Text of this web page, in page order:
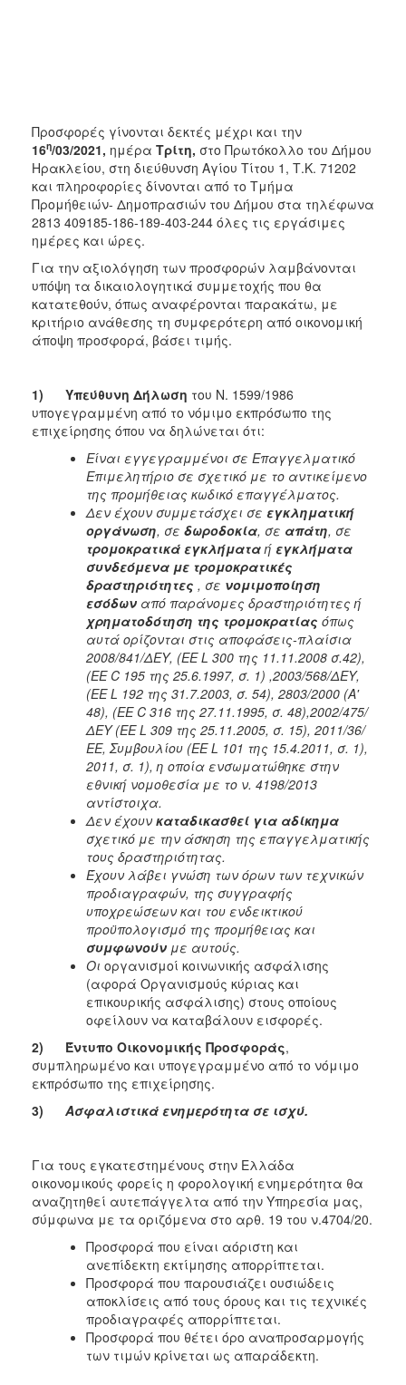
Προσφορές γίνονται δεκτές μέχρι και την
16η/03/2021, ημέρα Τρίτη, στο Πρωτόκολλο του Δήμου
Ηρακλείου, στη διεύθυνση Αγίου Τίτου 1, Τ.Κ. 71202
και πληροφορίες δίνονται από το Τμήμα
Προμήθειών- Δημοπρασιών του Δήμου στα τηλέφωνα
2813 409185-186-189-403-244 όλες τις εργάσιμες
ημέρες και ώρες.
Για την αξιολόγηση των προσφορών λαμβάνονται
υπόψη τα δικαιολογητικά συμμετοχής που θα
κατατεθούν, όπως αναφέρονται παρακάτω, με
κριτήριο ανάθεσης τη συμφερότερη από οικονομική
άποψη προσφορά, βάσει τιμής.
1) Υπεύθυνη Δήλωση του Ν. 1599/1986
υπογεγραμμένη από το νόμιμο εκπρόσωπο της
επιχείρησης όπου να δηλώνεται ότι:
Είναι εγγεγραμμένοι σε Επαγγελματικό
Επιμελητήριο σε σχετικό με το αντικείμενο
της προμήθειας κωδικό επαγγέλματος.
Δεν έχουν συμμετάσχει σε εγκληματική
οργάνωση, σε δωροδοκία, σε απάτη, σε
τρομοκρατικά εγκλήματαή εγκλήματα
συνδεόμενα με τρομοκρατικές
δραστηριότητες , σε νομιμοποίηση
εσόδων από παράνομες δραστηριότητες ή
χρηματοδότηση της τρομοκρατίας όπως
αυτά ορίζονται στις αποφάσεις-πλαίσια
2008/841/ΔΕΥ, (ΕΕ L 300 της 11.11.2008 σ.42),
(ΕΕ C 195 της 25.6.1997, σ. 1) ,2003/568/ΔΕΥ,
(ΕΕ L 192 της 31.7.2003, σ. 54), 2803/2000 (Α'
48), (ΕΕ C 316 της 27.11.1995, σ. 48),2002/475/
ΔΕΥ (ΕΕ L 309 της 25.11.2005, σ. 15), 2011/36/
ΕΕ, Συμβουλίου (ΕΕ L 101 της 15.4.2011, σ. 1),
2011, σ. 1), η οποία ενσωματώθηκε στην
εθνική νομοθεσία με το ν. 4198/2013
αντίστοιχα.
Δεν έχουν καταδικασθεί για αδίκημα
σχετικό με την άσκηση της επαγγελματικής
τους δραστηριότητας.
Έχουν λάβει γνώση των όρων των τεχνικών
προδιαγραφών, της συγγραφής
υποχρεώσεων και του ενδεικτικού
προϋπολογισμό της προμήθειας και
συμφωνούν με αυτούς.
Οι οργανισμοί κοινωνικής ασφάλισης
(αφορά Οργανισμούς κύριας και
επικουρικής ασφάλισης) στους οποίους
οφείλουν να καταβάλουν εισφορές.
2) Έντυπο Οικονομικής Προσφοράς,
συμπληρωμένο και υπογεγραμμένο από το νόμιμο
εκπρόσωπο της επιχείρησης.
3) Ασφαλιστικά ενημερότητα σε ισχύ.
Για τους εγκατεστημένους στην Ελλάδα
οικονομικούς φορείς η φορολογική ενημερότητα θα
αναζητηθεί αυτεπάγγελτα από την Υπηρεσία μας,
σύμφωνα με τα οριζόμενα στο αρθ. 19 του ν.4704/20.
Προσφορά που είναι αόριστη και
ανεπίδεκτη εκτίμησης απορρίπτεται.
Προσφορά που παρουσιάζει ουσιώδεις
αποκλίσεις από τους όρους και τις τεχνικές
προδιαγραφές απορρίπτεται.
Προσφορά που θέτει όρο αναπροσαρμογής
των τιμών κρίνεται ως απαράδεκτη.